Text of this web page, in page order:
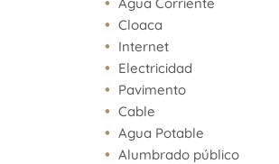
Módena).
Pisos de primera calidad en
Cocinas Domec o similar
Baños con porcelanato,
Cloaca
Internet
Electricidad
Pavimento
Cable
Agua Potable
Alumbrado público